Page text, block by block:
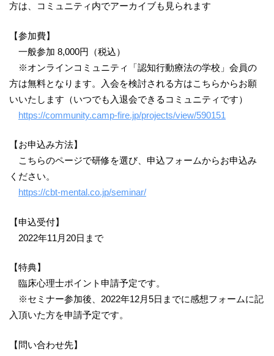
方は、コミュニティ内でアーカイブも見られます
【参加費】
一般参加 8,000円（税込）
※オンラインコミュニティ「認知行動療法の学校」会員の
方は無料となります。入会を検討される方はこちらからお願
いいたします（いつでも入退会できるコミュニティです）
https://community.camp-fire.jp/projects/view/590151
【お申込み方法】
こちらのページで研修を選び、申込フォームからお申込み
ください。
https://cbt-mental.co.jp/seminar/
【申込受付】
2022年11月20日まで
【特典】
臨床心理士ポイント申請予定です。
※セミナー参加後、2022年12月5日までに感想フォームに記
入頂いた方を申請予定です。
【問い合わせ先】